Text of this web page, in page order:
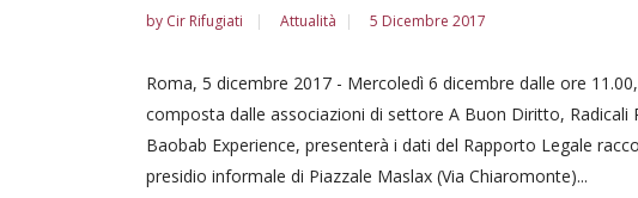
by Cir Rifugiati Attualità 5 Dicembre 2017
Roma, 5 dicembre 2017 - Mercoledì 6 dicembre dalle ore
composta dalle associazioni di settore A Buon Diritto, Radicali
Baobab Experience, presenterà i dati del Rapporto Legale
presidio informale di Piazzale Maslax (Via Chiaromonte)...